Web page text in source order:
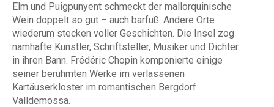
Elm und Puigpunyent schmeckt der mallorquinische
Wein doppelt so gut – auch barfuß. Andere Orte
wiederum stecken voller Geschichten. Die Insel zog
namhafte Künstler, Schriftsteller, Musiker und Dichter
in ihren Bann. Frédéric Chopin komponierte einige
seiner berühmten Werke im verlassenen
Kartäuserkloster im romantischen Bergdorf
Valldemossa.